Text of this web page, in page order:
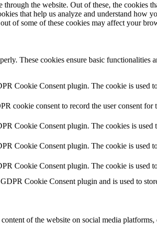
the website. Out of these, the cookies
that help us analyze and understand
of some of these cookies may affect your
These cookies ensure basic functionalities
Cookie Consent plugin. The cookie is used
cookie consent to record the user consent
Cookie Consent plugin. The cookies is
Cookie Consent plugin. The cookie is used
Cookie Consent plugin. The cookie is used
Cookie Consent plugin and is used to
of the website on social media